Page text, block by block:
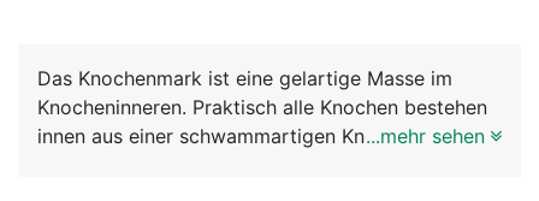
News
Das Knochenmark ist eine gelartige Masse im
Knocheninneren. Praktisch alle Knochen bestehen
innen aus einer schwammartigen Knochenstruktur,
...mehr sehen